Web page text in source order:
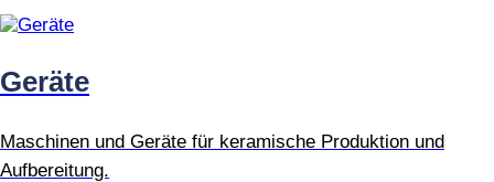
Geräte
Maschinen und Geräte für keramische Produktion und
Aufbereitung.